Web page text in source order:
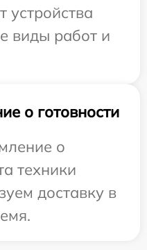
устройства
виды работ и
о готовности
о
техники
доставку в